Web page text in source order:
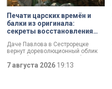
Печати царских времён и
балки из оригинала:
секреты восстановления
Даче Павлова в Сестрорецке
вернут дореволюционный облик
по особой программе «Рубль за
метр». Это льготная арендная
ставка, которая действует для
7 августа 2026 19:13